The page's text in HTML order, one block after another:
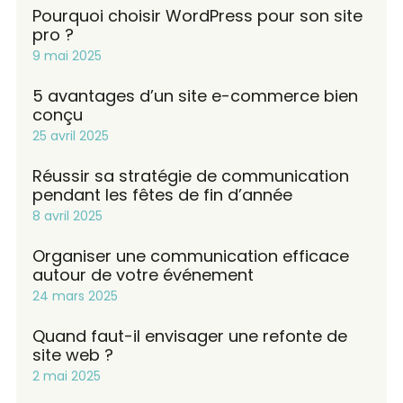
Pourquoi choisir WordPress pour son site
pro ?
9 mai 2025
5 avantages d’un site e-commerce bien
conçu
25 avril 2025
Réussir sa stratégie de communication
pendant les fêtes de fin d’année
8 avril 2025
Organiser une communication efficace
autour de votre événement
24 mars 2025
Quand faut-il envisager une refonte de
site web ?
2 mai 2025